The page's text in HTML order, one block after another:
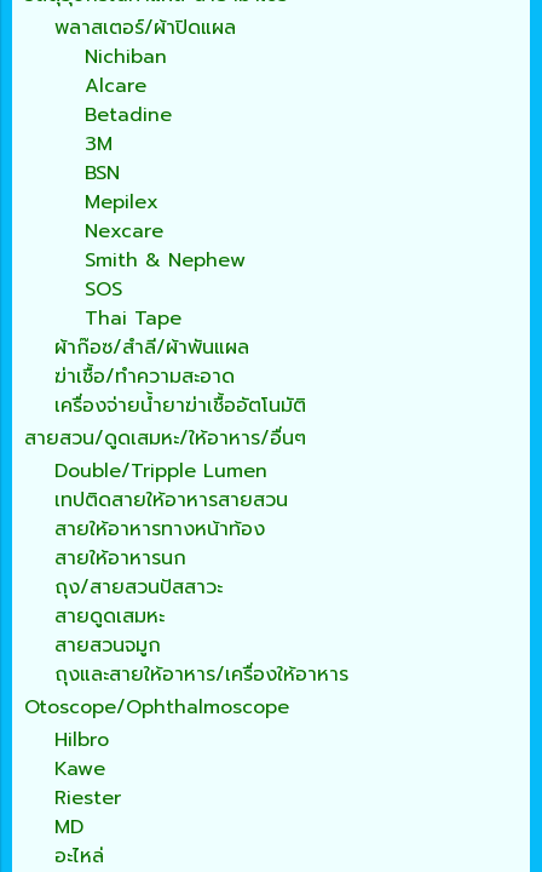
พลาสเตอร์/ผ้าปิดแผล
Nichiban
Alcare
Betadine
3M
BSN
Mepilex
Nexcare
Smith & Nephew
SOS
Thai Tape
ผ้าก๊อซ/สำลี/ผ้าพันแผล
ฆ่าเชื้อ/ทำความสะอาด
เครื่องจ่ายน้ำยาฆ่าเชื้ออัตโนมัติ
สายสวน/ดูดเสมหะ/ให้อาหาร/อื่นๆ
Double/Tripple Lumen
เทปติดสายให้อาหารสายสวน
สายให้อาหารทางหน้าท้อง
สายให้อาหารนก
ถุง/สายสวนปัสสาวะ
สายดูดเสมหะ
สายสวนจมูก
ถุงและสายให้อาหาร/เครื่องให้อาหาร
Otoscope/Ophthalmoscope
Hilbro
Kawe
Riester
MD
อะไหล่